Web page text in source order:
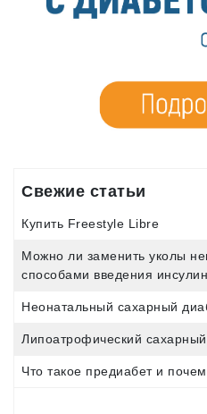
Свежие статьи
Купить Freestyle Libre
Можно ли заменить уколы
способами введения
Неонатальный сахарный
Липоатрофический
Что такое предиабет и